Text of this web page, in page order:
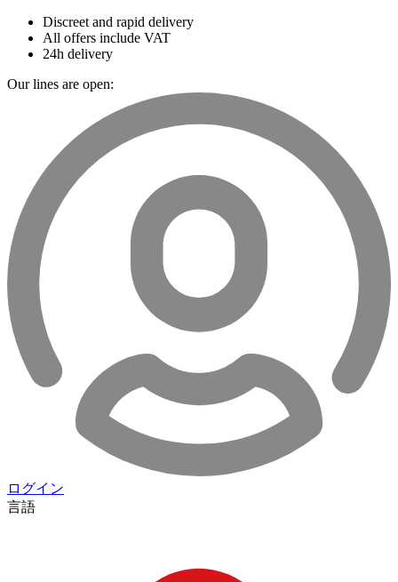
Discreet and rapid delivery
All offers include VAT
24h delivery
Our lines are open:
ログイン
言語